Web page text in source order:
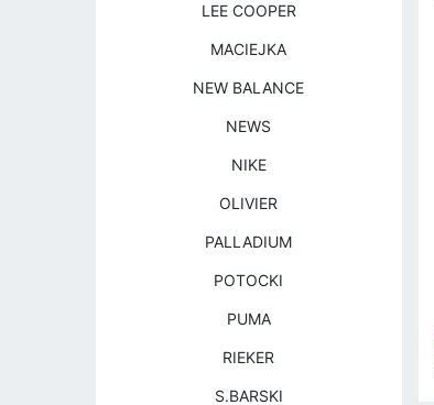
LEE COOPER
MACIEJKA
NEW BALANCE
NEWS
NIKE
OLIVIER
PALLADIUM
POTOCKI
PUMA
RIEKER
S.BARSKI